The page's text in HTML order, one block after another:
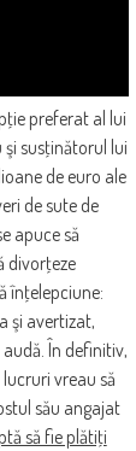
preferat al lui
şi susţinătorul lui
de euro ale
de sute de
apuce să
divorţeze
înţelepciune:
şi avertizat,
În definitiv,
vreau să
său angajat
să fie plătiţi